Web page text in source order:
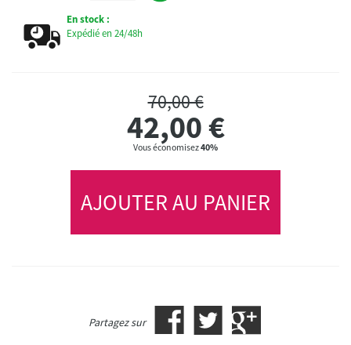
En stock :
Expédié en 24/48h
70,00 €
42,00€
Vous économisez40%
AJOUTER AU PANIER
Partagez sur